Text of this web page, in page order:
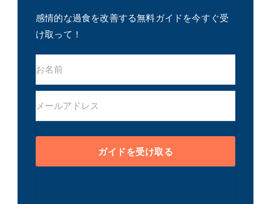
感情的な過食を改善する無料ガイドを今すぐ受
け取って！
ガイドを受け取る